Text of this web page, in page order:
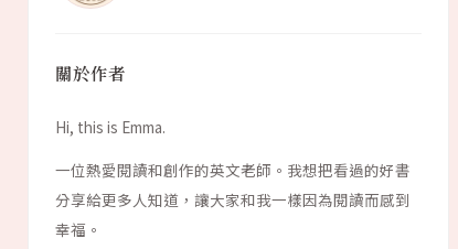
關於作者
Hi, this is Emma.
一位熱愛閱讀和創作的英文老師。我想把看過的好書
分享給更多人知道，讓大家和我一樣因為閱讀而感到
幸福。